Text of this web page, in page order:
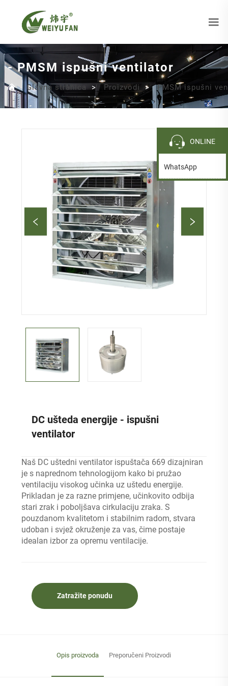
- PMSM ispušni ventilator
Glavna stranica > Proizvodi > PMSM ispušni
DC ušteda energije - ispušni
ventilator
Naš DC uštedni ventilator ispuštača 669 dizajniran
je s naprednom tehnologijom kako bi pružao
ventilaciju visokog učinka uz uštedu energije.
Prikladan je za razne primjene, učinkovito odbija
stari zrak i poboljšava cirkulaciju zraka. S
pouzdanom kvalitetom i stabilnim radom, stvara
udoban i svjež okruženje za vas, čime postaje
idealan izbor za opremu ventilacije.
Zatražite ponudu
Opis proizvoda Preporučeni Proizvodi
ONLINE
WhatsApp